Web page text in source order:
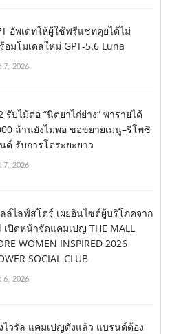
อัพเดทให้ผู้ใช้ฟรีแชทคุยได้ไม่
อมโมเดลใหม่ GPT-5.6 Luna
7, 2026
รับไม้ต่อ “นิตยาไก่ย่าง” พารายได้
ล้านยังไม่พอ ขอขยายเมนู–รีโพซิ
ด์ รับการโตระยะยาว
7, 2026
ล์ไลฟ์สโตร์ เผยอินไซต์ผู้บริโภคจาก
เปิดหน้าจัดแคมเปญ THE MALL
WOMEN INSPIRED 2026
SOCIAL CLUB
6, 2026
ไวรัล แคมเปญดังแล้ว แบรนด์ต้อง